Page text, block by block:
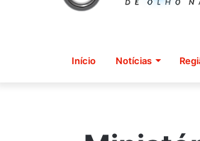
Início Notícias